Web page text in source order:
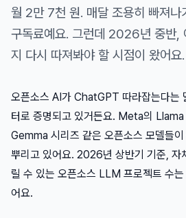
월 2만 7천 원. 매달 조용히 빠져
구독료예요. 그런데 2026년 중반,
지 다시 따져봐야 할 시점이 왔어요.
오픈소스 AI가 ChatGPT 따라잡는다는
터로 증명되고 있거든요. Meta의
Gemma 시리즈 같은 오픈소스 모델들
뿌리고 있어요. 2026년 상반기 기준, 자
릴 수 있는 오픈소스 LLM 프로젝트 수
어요.